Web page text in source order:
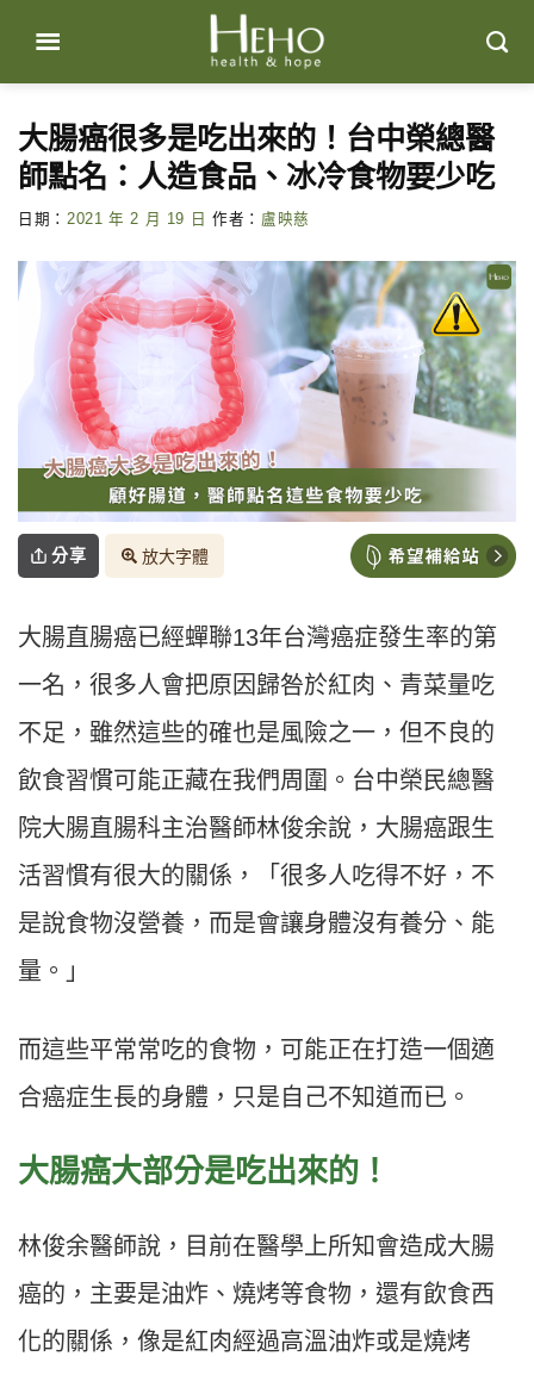
content
大腸癌很多是吃出來的！台中榮總醫
師點名：人造食品、冰冷食物要少吃
日期： 2021 年 2 月 19 日 作者： 盧映慈
分享 放大字體
大腸直腸癌已經蟬聯13年台灣癌症發生率的第
一名，很多人會把原因歸咎於紅肉、青菜量吃
不足，雖然這些的確也是風險之一，但不良的
飲食習慣可能正藏在我們周圍。台中榮民總醫
院大腸直腸科主治醫師林俊余說，大腸癌跟生
活習慣有很大的關係，「很多人吃得不好，不
是說食物沒營養，而是會讓身體沒有養分、能
量。」
而這些平常常吃的食物，可能正在打造一個適
合癌症生長的身體，只是自己不知道而已。
大腸癌大部分是吃出來的！
林俊余醫師說，目前在醫學上所知會造成大腸
癌的，主要是油炸、燒烤等食物，還有飲食西
化的關係，像是紅肉經過高溫油炸或是燒烤